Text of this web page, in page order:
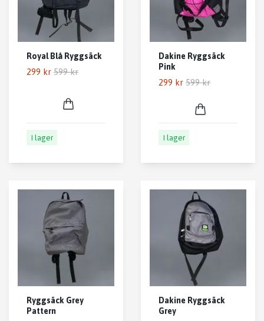
Royal Blå Ryggsäck
299 kr 599 kr
I lager
Dakine Ryggsäck
Pink
299 kr 599 kr
I lager
Ryggsäck Grey
Pattern
Dakine Ryggsäck
Grey